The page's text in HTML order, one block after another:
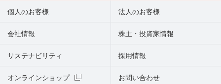
個人のお客様 法人のお客様
会社情報 株主・投資家情報
サステナビリティ
オンラインショップ お問い合わせ
採用情報